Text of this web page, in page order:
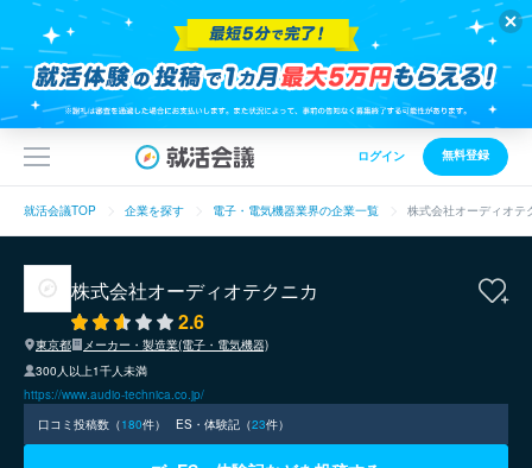
ログイン 無料登録
就活会議TOP 企業を探す 電子・電気機器業界の企業一覧 株式会社オーディオテ
株式会社オーディオテクニカ
2.6
東京都
メーカー・製造業(電子・電気機器)
300人以上1千人未満
https://www.audio-technica.co.jp/
口コミ投稿数（180件） ES・体験記（23件）